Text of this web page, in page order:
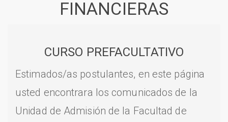
FINANCIERAS
CURSO PREFACULTATIVO
Estimados/as postulantes, en este página
usted encontrara los comunicados de la
Unidad de Admisión de la Facultad de